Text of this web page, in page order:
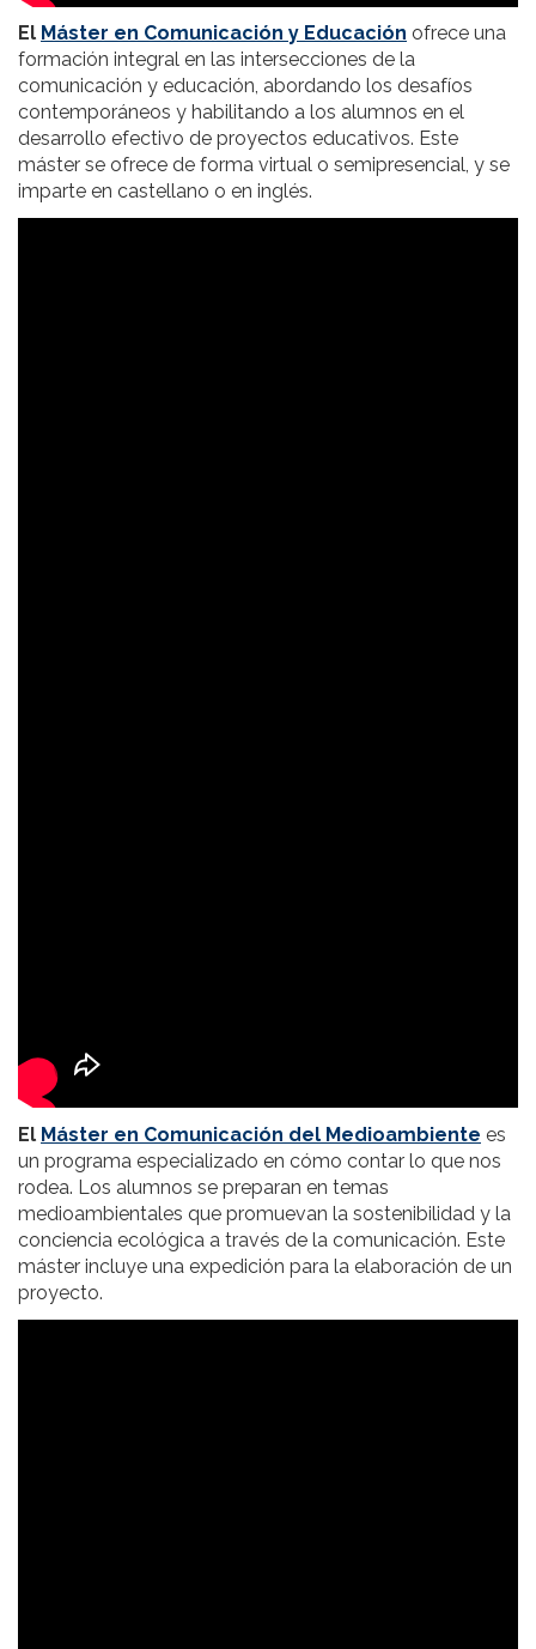
El Máster en Comunicación y Educación ofrece una
formación integral en las intersecciones de la
comunicación y educación, abordando los desafíos
contemporáneos y habilitando a los alumnos en el
desarrollo efectivo de proyectos educativos. Este
máster se ofrece de forma virtual o semipresencial, y se
imparte en castellano o en inglés.
El Máster en Comunicación del Medioambiente es
un programa especializado en cómo contar lo que nos
rodea. Los alumnos se preparan en temas
medioambientales que promuevan la sostenibilidad y la
conciencia ecológica a través de la comunicación. Este
máster incluye una expedición para la elaboración de un
proyecto.